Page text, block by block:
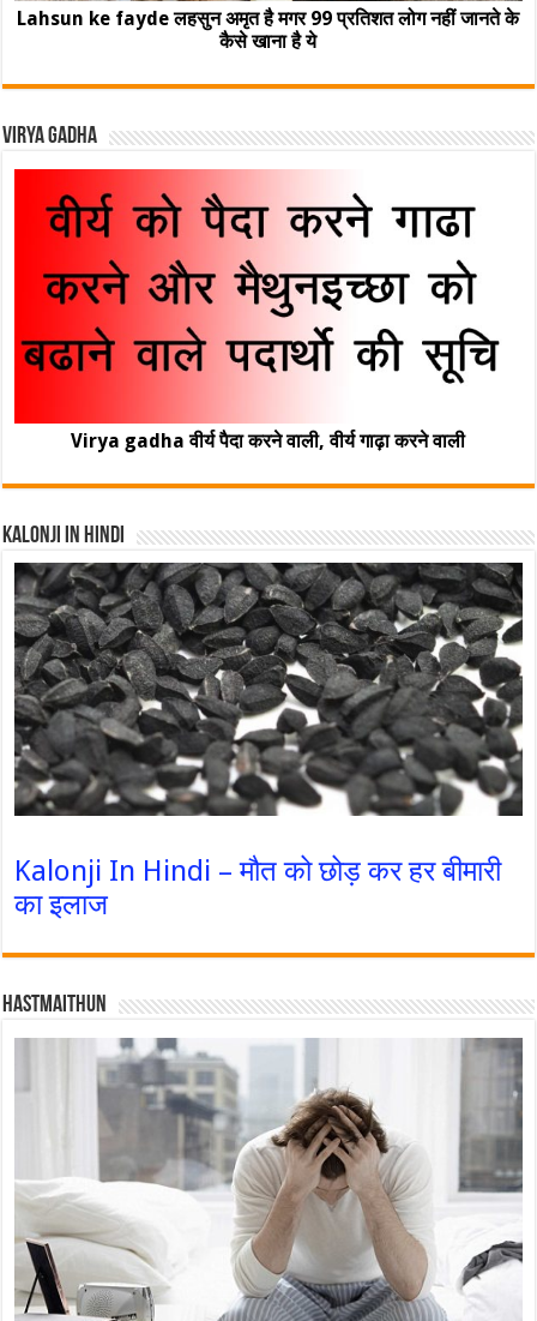
Lahsun ke fayde लहसुन अमृत है मगर 99 प्रतिशत लोग नहीं जानते के
कैसे खाना है ये
Virya Gadha
Virya gadha वीर्य पैदा करने वाली, वीर्य गाढ़ा करने वाली
Kalonji In Hindi
Kalonji In Hindi – मौत को छोड़ कर हर बीमारी
का इलाज
Hastmaithun